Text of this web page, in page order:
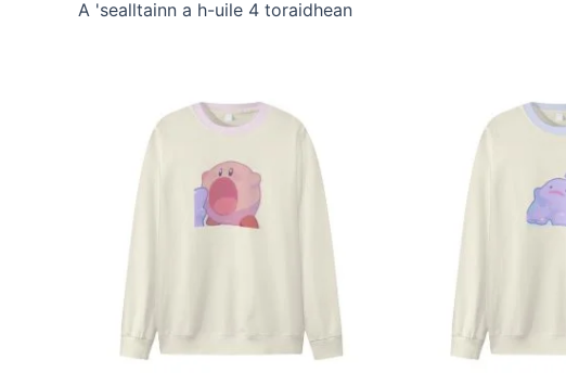
A 'sealltainn a h-uile 4 toraidhean